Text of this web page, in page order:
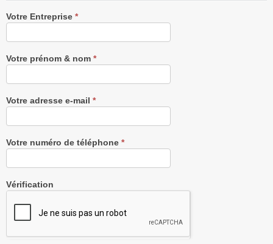
Recevez
notre
gratuitement
Votre Entreprise *
Votre prénom & nom *
Votre adresse e-mail *
Votre numéro de téléphone *
Vérification